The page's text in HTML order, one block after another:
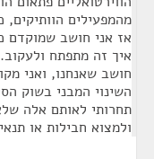
מהמפעילים הוותיקים,
אז אני חושב שמוקדם
איך זה מתפתח
חושב שאנחנו, ואני
השינוי המבני בשוק
תחרותי לאותם אלה
ולמצוא חבילות או